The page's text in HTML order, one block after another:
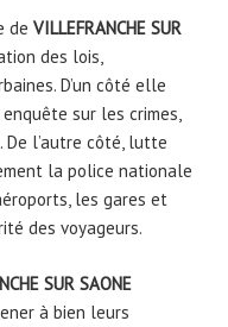
de VILLEFRANCHE SUR
des lois,
D’un côté elle
sur les crimes,
l’autre côté, lutte
la police nationale
les gares et
des voyageurs.
SUR SAONE
à bien leurs